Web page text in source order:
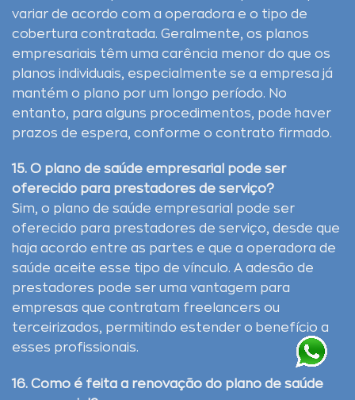
variar de acordo com a operadora e o tipo de
cobertura contratada. Geralmente, os planos
empresariais têm uma carência menor do que os
planos individuais, especialmente se a empresa já
mantém o plano por um longo período. No
entanto, para alguns procedimentos, pode haver
prazos de espera, conforme o contrato firmado.
15. O plano de saúde empresarial pode ser
oferecido para prestadores de serviço?
Sim, o plano de saúde empresarial pode ser
oferecido para prestadores de serviço, desde que
haja acordo entre as partes e que a operadora de
saúde aceite esse tipo de vínculo. A adesão de
prestadores pode ser uma vantagem para
empresas que contratam freelancers ou
terceirizados, permitindo estender o benefício a
esses profissionais.
16. Como é feita a renovação do plano de saúde